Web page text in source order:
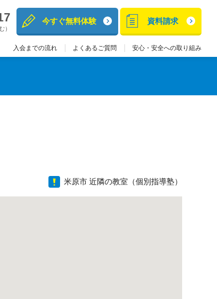
今すぐ無料体験 資料請求
）
入会までの流れ よくあるご質問 安心・安全への取り組み
米原市 近隣の教室（個別指導塾）